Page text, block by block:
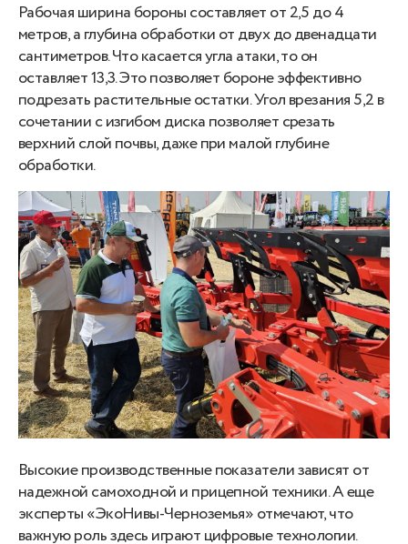
Рабочая ширина бороны составляет от 2,5 до 4
метров, а глубина обработки от двух до двенадцати
сантиметров. Что касается угла атаки, то он
оставляет 13,3. Это позволяет бороне эффективно
подрезать растительные остатки. Угол врезания 5,2 в
сочетании с изгибом диска позволяет срезать
верхний слой почвы, даже при малой глубине
обработки.
Высокие производственные показатели зависят от
надежной самоходной и прицепной техники. А еще
эксперты «ЭкоНивы-Черноземья» отмечают, что
важную роль здесь играют цифровые технологии.